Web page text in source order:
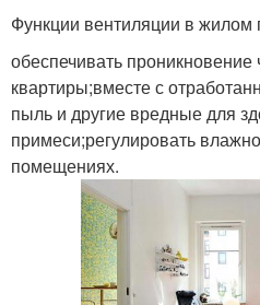
Функции вентиляции в
обеспечивать проникновение
квартиры;вместе с
пыль и другие вредные для
примеси;регулировать
помещениях.